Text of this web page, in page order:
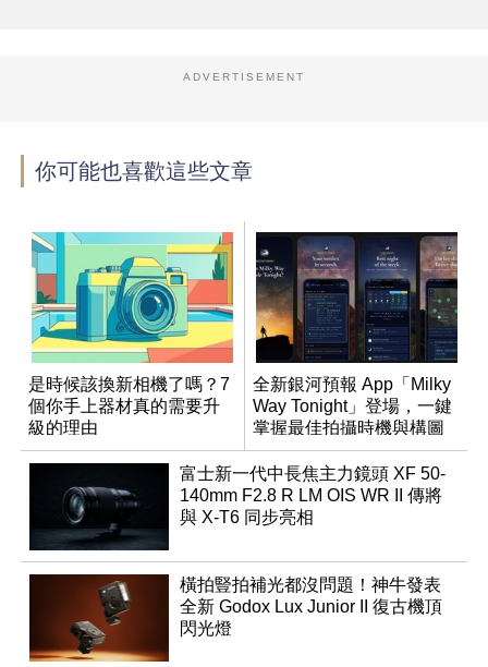
ADVERTISEMENT
你可能也喜歡這些文章
是時候該換新相機了嗎？7
個你手上器材真的需要升
級的理由
全新銀河預報 App「Milky
Way Tonight」登場，一鍵
掌握最佳拍攝時機與構圖
富士新一代中長焦主力鏡頭 XF 50-
140mm F2.8 R LM OIS WR II 傳將
與 X-T6 同步亮相
橫拍豎拍補光都沒問題！神牛發表
全新 Godox Lux Junior II 復古機頂
閃光燈